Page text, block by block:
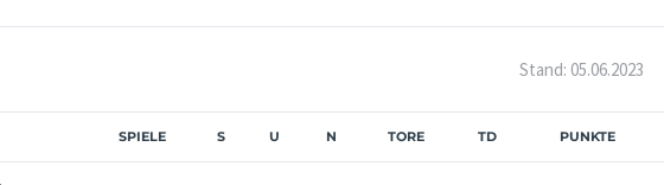
Stand: 05.06.2023
SPIELE S U N TORE TD PUNKTE